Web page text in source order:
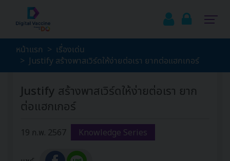
หน้าแรก
เรื่องเด่น
Justify สร้างพาสเวิร์ดให้ง่ายต่อเรา ยากต่อแฮกเกอร์
Justify สร้างพาสเวิร์ดให้ง่ายต่อเรา ยาก
ต่อแฮกเกอร์
19 ก.พ. 2567 Knowledge Series